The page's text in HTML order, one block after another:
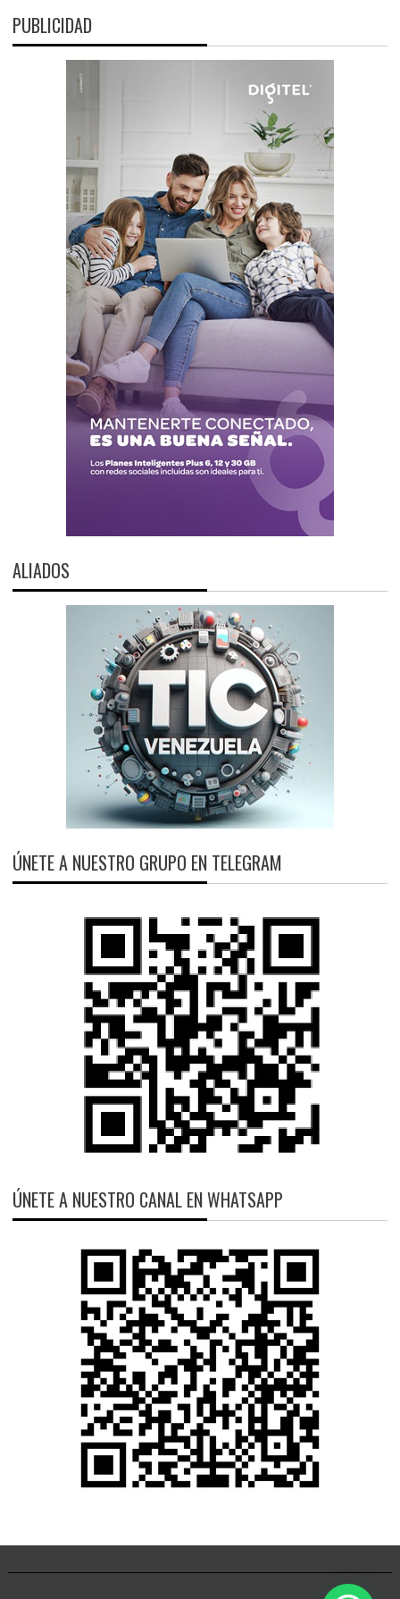
PUBLICIDAD
ALIADOS
ÚNETE A NUESTRO GRUPO EN TELEGRAM
ÚNETE A NUESTRO CANAL EN WHATSAPP